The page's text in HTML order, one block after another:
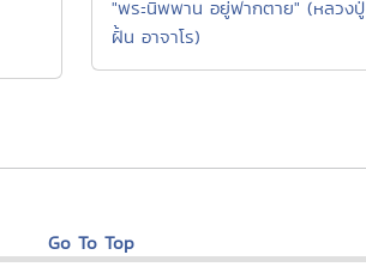
"พระนิพพาน อยู่ฟากตาย" (หลวงปู่
ฝั้น อาจาโร)
Go To Top